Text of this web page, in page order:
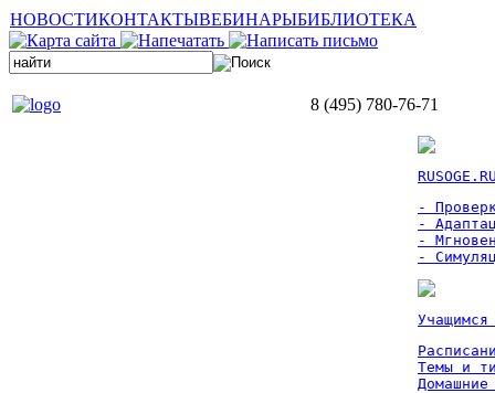
НОВОСТИКОНТАКТЫВЕБИНАРЫБИБЛИОТЕКА
8 (495) 780-76-71
-
-
-
-
Темы и
Домашние